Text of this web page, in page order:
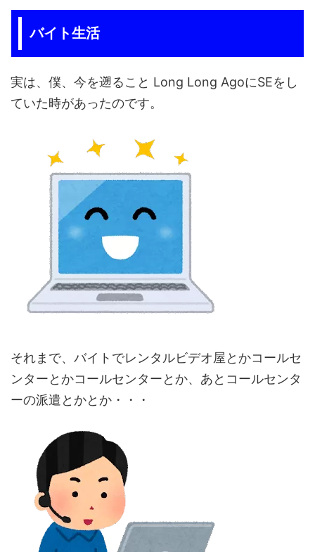
バイト生活
実は、僕、今を遡ること Long Long AgoにSEをし
ていた時があったのです。
それまで、バイトでレンタルビデオ屋とかコールセ
ンターとかコールセンターとか、あとコールセンタ
ーの派遣とかとか・・・